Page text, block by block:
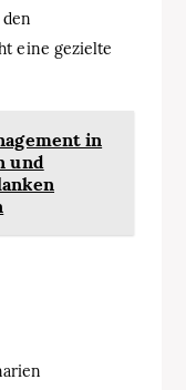
eine gezielte
in
und